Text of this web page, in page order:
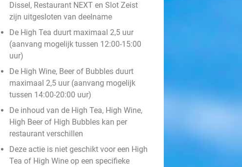
Dissel, Restaurant NEXT en Slot Zeist
zijn uitgesloten van deelname
De High Tea duurt maximaal 2,5 uur
(aanvang mogelijk tussen 12:00-15:00
uur)
De High Wine, Beer of Bubbles duurt
maximaal 2,5 uur (aanvang mogelijk
tussen 14:00-20:00 uur)
De inhoud van de High Tea, High Wine,
High Beer of High Bubbles kan per
restaurant verschillen
Deze actie is niet geschikt voor een High
Tea of High Wine op een specifieke